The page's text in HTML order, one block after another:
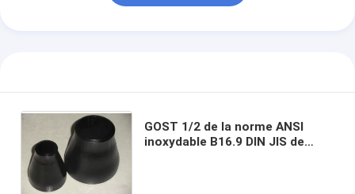
GOST 1/2 de la norme ANSI
inoxydable B16.9 DIN JIS de